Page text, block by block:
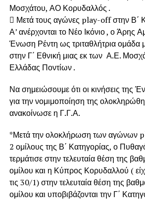
Μοσχάτου, ΑΟ Κορυδαλλός .
 Μετά τους αγώνες play-off στην Β΄
Α’ ανέρχονται το Νέο Ικόνιο , ο Άρης
Ένωση Ρέντη ως τριταθλήτρια ομάδα
στην Γ΄ Εθνική μιας εκ των Α.Ε.
Ελλάδας Ποντίων .
Να σημειώσουμε ότι οι κινήσεις της
για την νομιμοποίηση της
ανακοίνωσε η Γ.Γ.Α.
*Μετά την ολοκλήρωση των αγώνων
2 ομίλους της Β΄ Κατηγορίας, ο
τερμάτισε στην τελευταία θέση της
ομίλου και η Κύπρος Κορυδαλλού (
τις 30/1) στην τελευταία θέση της
ομίλου και υποβιβάζονται την Γ΄